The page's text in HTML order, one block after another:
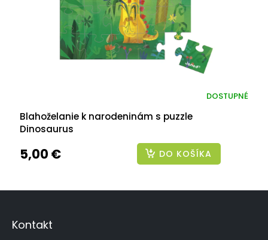
Blahoželanie k narodeninám s puzzle
Dinosaurus
DOSTUPNÉ
5,00 € DO KOŠÍKA
Z
Kontakt